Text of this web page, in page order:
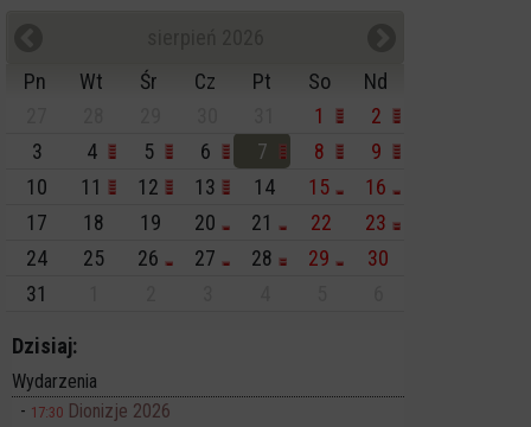
Pn
Wt Śr Cz Pt So
Nd
1
2
3
4 5 6 7 8
9
10
11 12 13 14 15
16
17
18 19 20 21 22
23
24
25 26 27 28 29
30
31
Dzisiaj:
Wydarzenia
17:30 Dionizje 2026